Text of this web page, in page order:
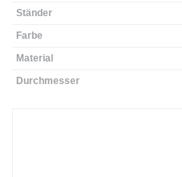
Ständer
Farbe
Material
Durchmesser